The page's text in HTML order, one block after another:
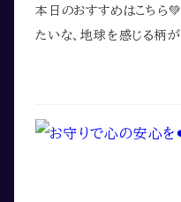
本日のおすすめはこちら
たいな、地球を感じる柄
す。男性に着けて頂けるよ